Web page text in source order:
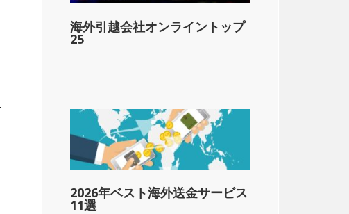
海外引越会社オンライントップ
25
2026年ベスト海外送金サービス
11選